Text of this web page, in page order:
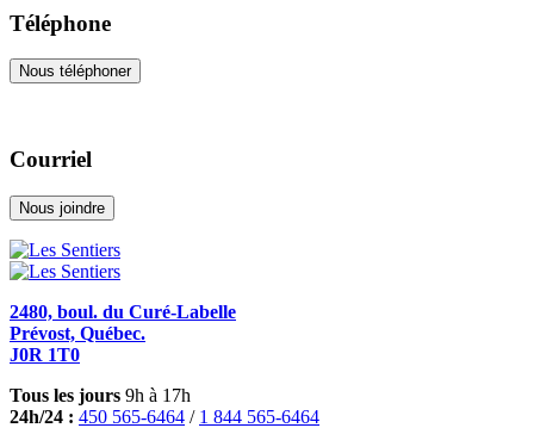
Téléphone
Nous téléphoner
Courriel
Nous joindre
2480, boul. du Curé-Labelle
Prévost, Québec.
J0R 1T0
Tous les jours 9h à 17h
24h/24 : 450 565-6464 / 1 844 565-6464